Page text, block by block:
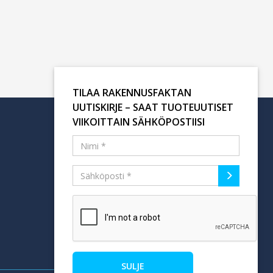
TILAA RAKENNUSFAKTAN
UUTISKIRJE – SAAT TUOTEUUTISET
VIIKOITTAIN SÄHKÖPOSTIISI
SULJE